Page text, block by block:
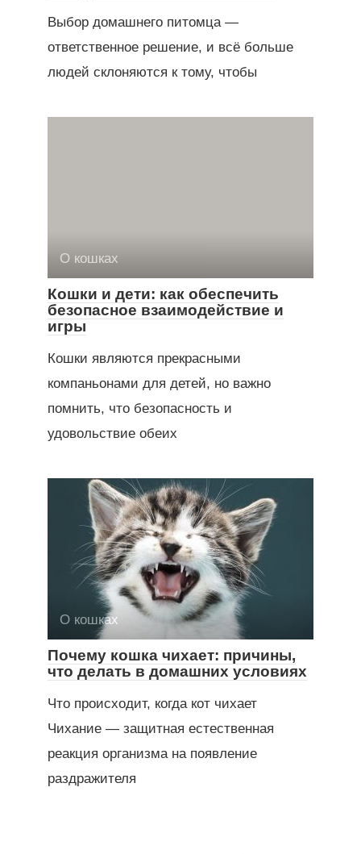
Выбор домашнего питомца —
ответственное решение, и всё больше
людей склоняются к тому, чтобы
О кошках
Кошки и дети: как обеспечить
безопасное взаимодействие и
игры
Кошки являются прекрасными
компаньонами для детей, но важно
помнить, что безопасность и
удовольствие обеих
О кошках
Почему кошка чихает: причины,
что делать в домашних условиях
Что происходит, когда кот чихает
Чихание — защитная естественная
реакция организма на появление
раздражителя